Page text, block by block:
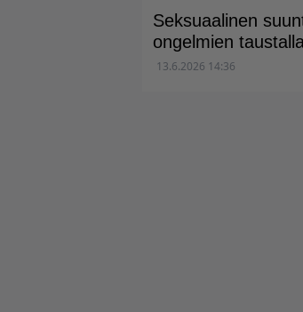
Seksuaalinen
ongelmien
13.6.2026 14:36